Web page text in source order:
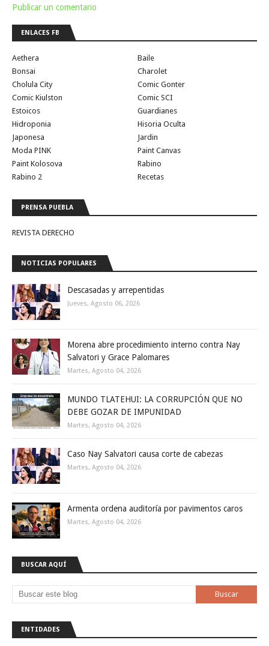
Publicar un comentario
ENLACES FB
Aethera
Baile
Bonsai
Charolet
Cholula City
Comic Gonter
Comic Kiulston
Comic SCI
Estoicos
Guardianes
Hidroponia
Hisoria Oculta
Japonesa
Jardin
Moda PINK
Paint Canvas
Paint Kolosova
Rabino
Rabino 2
Recetas
PRENSA PUEBLA
REVISTA DERECHO
NOTICIAS POPULARES
Descasadas y arrepentidas
Jueves, Agosto 06, 2026
Morena abre procedimiento interno contra Nay
Salvatori y Grace Palomares
Martes, Agosto 04, 2026
MUNDO TLATEHUI: LA CORRUPCIÓN QUE NO
DEBE GOZAR DE IMPUNIDAD
Martes, Agosto 04, 2026
Caso Nay Salvatori causa corte de cabezas
Martes, Agosto 04, 2026
Armenta ordena auditoría por pavimentos caros
Martes, Agosto 04, 2026
BUSCAR AQUÍ
ENTIDADES